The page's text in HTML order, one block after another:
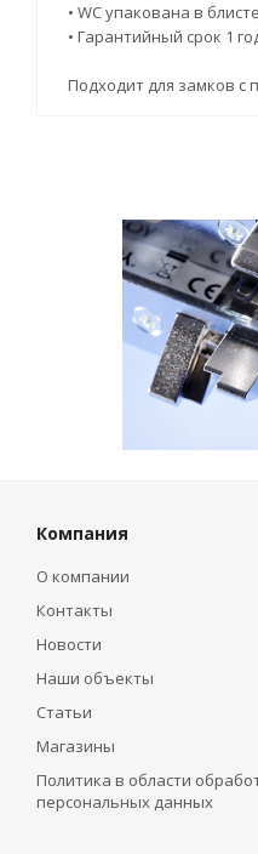
• WC упакована в
• Гарантийный срок 1
Подходит для замков с
Компания
О компании
Контакты
Новости
Наши объекты
Статьи
Магазины
Политика в области
персональных данных